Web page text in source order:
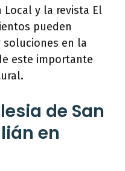
y la revista El
pueden
en la
este importante
de San
en